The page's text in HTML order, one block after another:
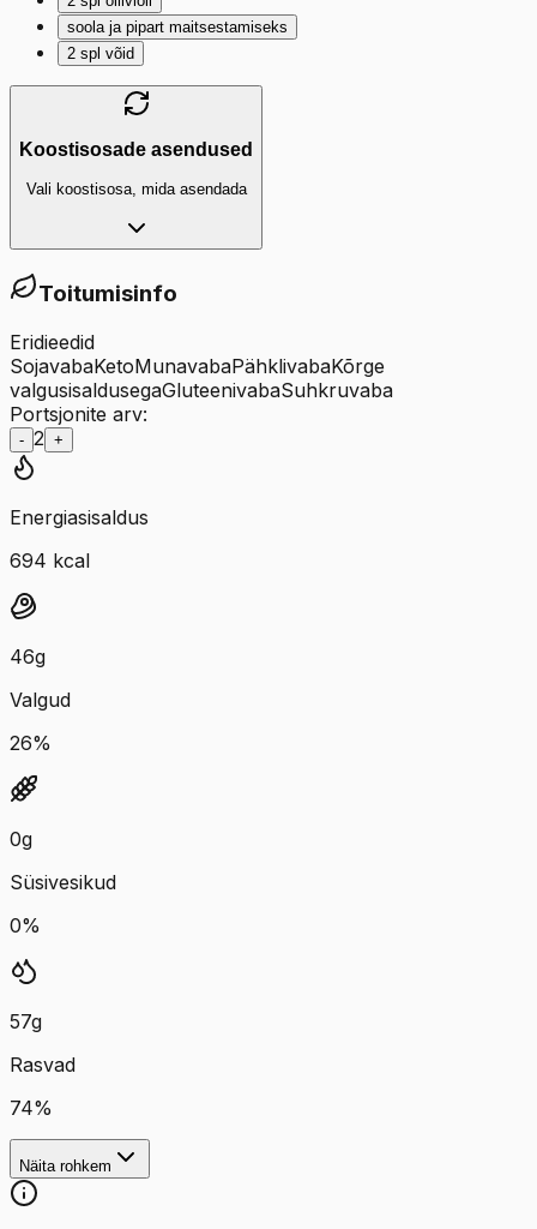
soola ja pipart maitsestamiseks
2 spl võid
Koostisosade asendused
Vali koostisosa, mida asendada
Toitumisinfo
Eridieedid
SojavabaKetoMunavabaPähklivabaKõrge
valgusisaldusegaGluteenivabaSuhkruvaba
Portsjonite arv:
- 2 +
Energiasisaldus
694 kcal
46g
Valgud
26%
0g
Süsivesikud
0%
57g
Rasvad
74%
Näita rohkem